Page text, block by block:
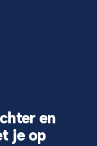
en
je op